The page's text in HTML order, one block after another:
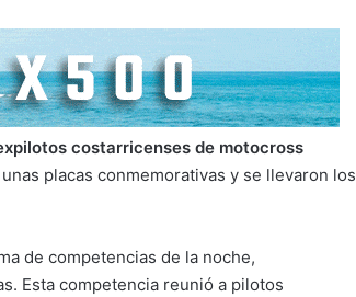
costarricenses de motocross
placas conmemorativas y se llevaron los
de competencias de la noche,
Esta competencia reunió a pilotos